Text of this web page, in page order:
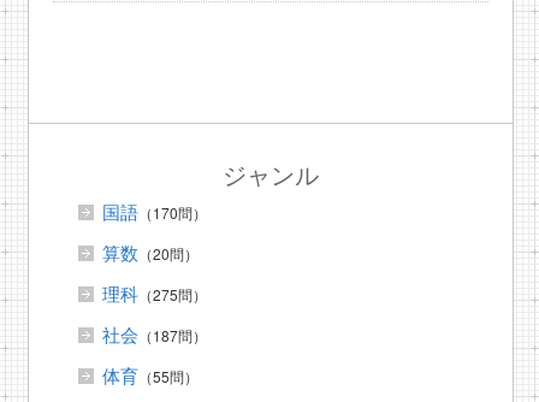
ジャンル
国語（170問）
算数 （20問）
理科（275問）
社会 （187問）
体育（55問）